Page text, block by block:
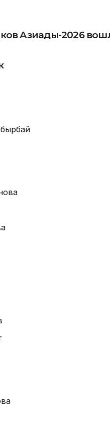
Азиады-2026